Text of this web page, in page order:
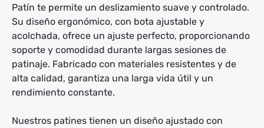
Patín te permite un deslizamiento suave y controlado.
Su diseño ergonómico, con bota ajustable y
acolchada, ofrece un ajuste perfecto, proporcionando
soporte y comodidad durante largas sesiones de
patinaje. Fabricado con materiales resistentes y de
alta calidad, garantiza una larga vida útil y un
rendimiento constante.
Nuestros patines tienen un diseño ajustado con